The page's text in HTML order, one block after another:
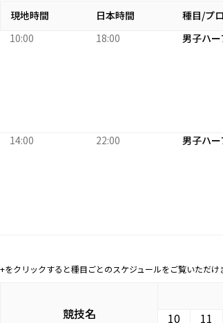
現地時間 日本時間 種目/プ
10:00
18:00 男子ハ
14:00
22:00 男子ハ
+をクリックすると種目ごとのスケジュールをご覧いただ
競技名
10
11